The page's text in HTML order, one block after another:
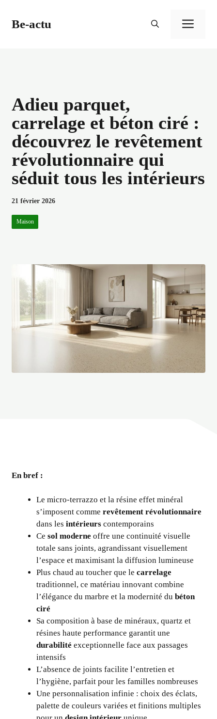
contenuBe-actu
Adieu parquet,
carrelage et béton ciré :
découvrez le revêtement
révolutionnaire qui
séduit tous les intérieurs
21 février 2026
Maison
En bref :
Le micro-terrazzo et la résine effet minéral
s’imposent comme revêtement révolutionnaire
dans les intérieurs contemporains
Ce sol moderne offre une continuité visuelle
totale sans joints, agrandissant visuellement
l’espace et maximisant la diffusion lumineuse
Plus chaud au toucher que le carrelage
traditionnel, ce matériau innovant combine
l’élégance du marbre et la modernité du béton
ciré
Sa composition à base de minéraux, quartz et
résines haute performance garantit une
durabilité exceptionnelle face aux passages
intensifs
L’absence de joints facilite l’entretien et
l’hygiène, parfait pour les familles nombreuses
Une personnalisation infinie : choix des éclats,
palette de couleurs variées et finitions multiples